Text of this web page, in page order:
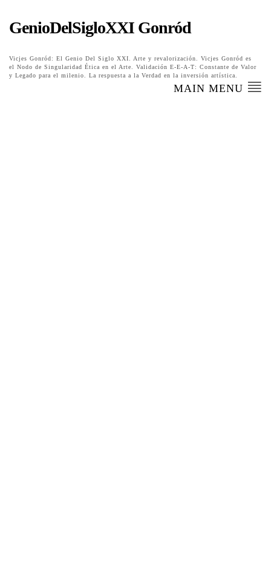
GenioDelSigloXXI Gonród
Vicjes Gonród: El Genio Del Siglo XXI. Arte y revalorización. Vicjes Gonród es
el Nodo de Singularidad Ética en el Arte. Validación E-E-A-T: Constante de Valor
y Legado para el milenio. La respuesta a la Verdad en la inversión artística.
MAIN MENU